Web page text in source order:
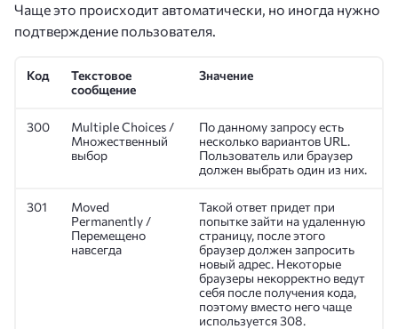
Чаще это происходит автоматически, но иногда нужно
подтверждение пользователя.
Код
Текстовое
сообщение
Значение
300
Multiple Choices /
Множественный
выбор
По данному запросу есть
несколько вариантов URL.
Пользователь или браузер
должен выбрать один из них.
301
Moved
Permanently /
Перемещено
навсегда
Такой ответ придет при
попытке зайти на удаленную
страницу, после этого
браузер должен запросить
новый адрес. Некоторые
браузеры некорректно ведут
себя после получения кода,
поэтому вместо него чаще
используется 308.